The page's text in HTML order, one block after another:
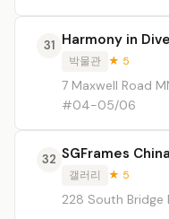
31 Harmony in
박물관 ★ 5
7 Maxwell Road
#04-05/06
32 SGFrames
갤러리 ★ 5
228 South Bridge